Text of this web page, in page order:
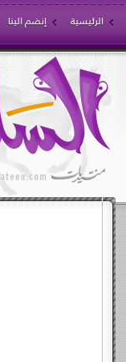
الرئيسية إنضم الينا